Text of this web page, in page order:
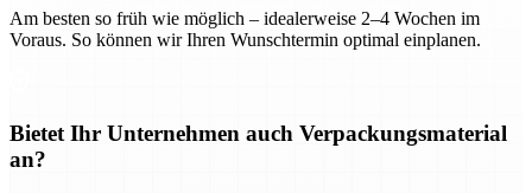
Am besten so früh wie möglich – idealerweise 2–4 Wochen im
Voraus. So können wir Ihren Wunschtermin optimal einplanen.
Bietet Ihr Unternehmen auch Verpackungsmaterial
an?